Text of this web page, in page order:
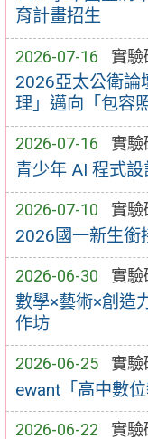
育計畫招生
2026-07-16 實驗
2026亞太公衛論
理」邁向「包容
2026-07-16 實驗
青少年 AI 程式
2026-07-10 實驗
2026國一新生銜
2026-06-30 實驗
數學×藝術×創造
作坊
2026-06-25 實驗
ewant「高中數
2026-06-22 實驗